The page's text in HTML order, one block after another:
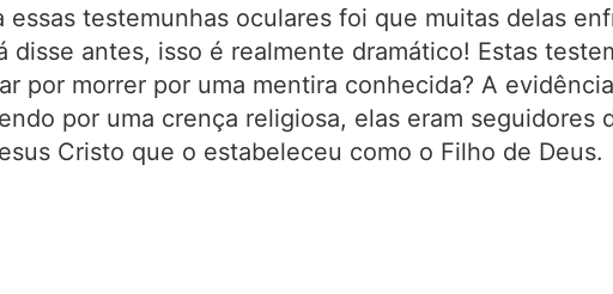
testemunhas oculares foi que muitas delas
antes, isso é realmente dramático! Estas
por morrer por uma mentira conhecida? A
por uma crença religiosa, elas eram seguidores
Cristo que o estabeleceu como o Filho de Deus.